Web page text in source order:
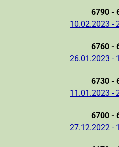
6790 -
10.02.2023 -
6760 -
26.01.2023 -
6730 -
11.01.2023 -
6700 -
27.12.2022 -